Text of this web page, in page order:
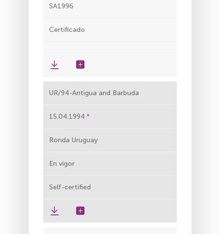
SA1996
Certificado
UR/94-Antigua and Barbuda
15.04.1994
Ronda Uruguay
En vigor
Self-certified